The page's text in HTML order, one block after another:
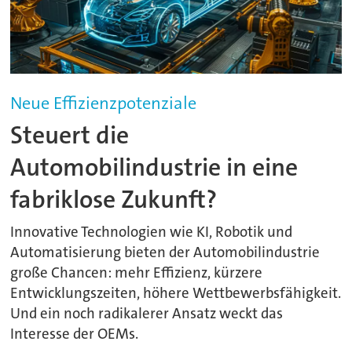
Neue Effizienzpotenziale
Steuert die
Automobilindustrie in eine
fabriklose Zukunft?
Innovative Technologien wie KI, Robotik und
Automatisierung bieten der Automobilindustrie
große Chancen: mehr Effizienz, kürzere
Entwicklungszeiten, höhere Wettbewerbsfähigkeit.
Und ein noch radikalerer Ansatz weckt das
Interesse der OEMs.